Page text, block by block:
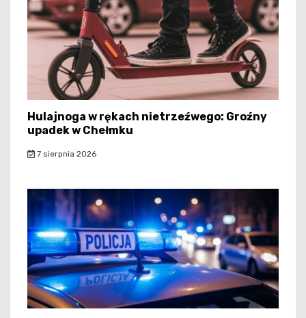
Hulajnoga w rękach nietrzeźwego: Groźny
upadek w Chełmku
7 sierpnia 2026